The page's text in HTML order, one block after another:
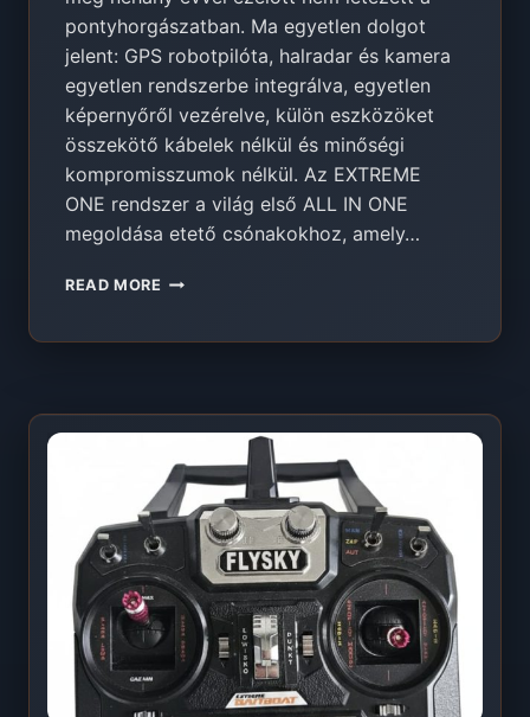
pontyhorgászatban. Ma egyetlen dolgot
jelent: GPS robotpilóta, halradar és kamera
egyetlen rendszerbe integrálva, egyetlen
képernyőről vezérelve, külön eszközöket
összekötő kábelek nélkül és minőségi
kompromisszumok nélkül. Az EXTREME
ONE rendszer a világ első ALL IN ONE
megoldása etető csónakokhoz, amely…
READ MORE ALL
ROBOTPILÓTA
HALRADAR
+
KAMERA
EGY
RENDSZERBEN
[EXTREME
ONE
2026]